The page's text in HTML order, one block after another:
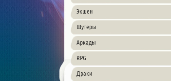
Экшен
Шутеры
Аркады
RPG
Драки